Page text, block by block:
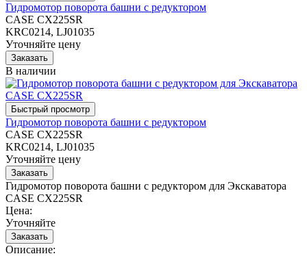
Гидромотор поворота башни с редуктором
CASE CX225SR
KRC0214, LJ01035
Уточняйте цену
В наличии
Гидромотор поворота башни с редуктором
CASE CX225SR
KRC0214, LJ01035
Уточняйте цену
Гидромотор поворота башни с редуктором для Экскаватора
CASE CX225SR
Цена:
Уточняйте
Описание: